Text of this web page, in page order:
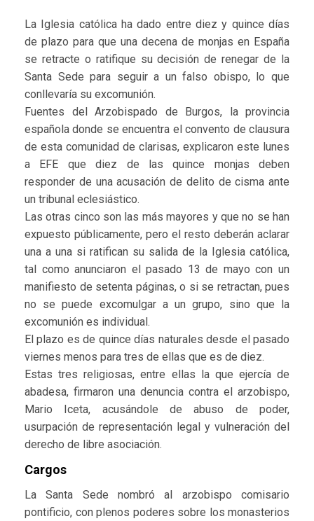
La Iglesia católica ha dado entre diez y quince días
de plazo para que una decena de monjas en España
se retracte o ratifique su decisión de renegar de la
Santa Sede para seguir a un falso obispo, lo que
conllevaría su excomunión.
Fuentes del Arzobispado de Burgos, la provincia
española donde se encuentra el convento de clausura
de esta comunidad de clarisas, explicaron este lunes
a EFE que diez de las quince monjas deben
responder de una acusación de delito de cisma ante
un tribunal eclesiástico.
Las otras cinco son las más mayores y que no se han
expuesto públicamente, pero el resto deberán aclarar
una a una si ratifican su salida de la Iglesia católica,
tal como anunciaron el pasado 13 de mayo con un
manifiesto de setenta páginas, o si se retractan, pues
no se puede excomulgar a un grupo, sino que la
excomunión es individual.
El plazo es de quince días naturales desde el pasado
viernes menos para tres de ellas que es de diez.
Estas tres religiosas, entre ellas la que ejercía de
abadesa, firmaron una denuncia contra el arzobispo,
Mario Iceta, acusándole de abuso de poder,
usurpación de representación legal y vulneración del
derecho de libre asociación.
Cargos
La Santa Sede nombró al arzobispo comisario
pontificio, con plenos poderes sobre los monasterios